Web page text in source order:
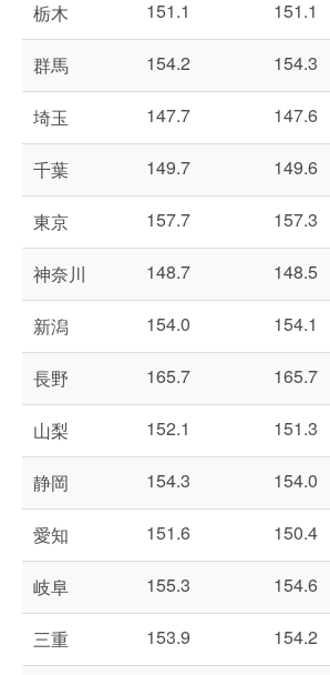
栃木 151.1 151.1
群馬 154.2 154.3
埼玉 147.7 147.6
千葉 149.7 149.6
東京 157.7 157.3
神奈川 148.7 148.5
新潟 154.0 154.1
長野 165.7 165.7
山梨 152.1 151.3
静岡 154.3 154.0
愛知 151.6 150.4
岐阜 155.3 154.6
三重 153.9 154.2